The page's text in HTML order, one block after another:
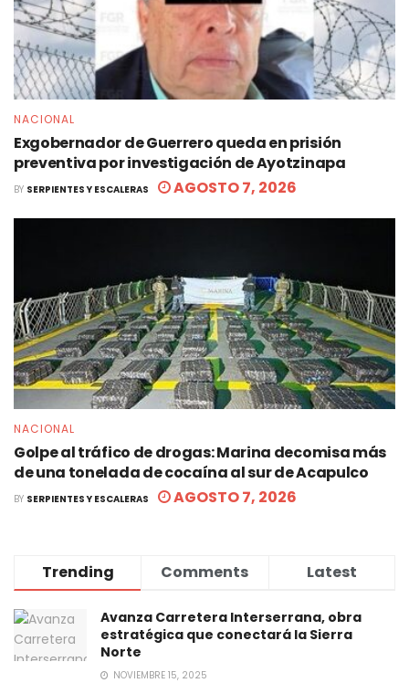
NACIONAL
Exgobernador de Guerrero queda en prisión
preventiva por investigación de Ayotzinapa
BY SERPIENTES Y ESCALERAS AGOSTO 7, 2026
NACIONAL
Golpe al tráfico de drogas: Marina decomisa más
de una tonelada de cocaína al sur de Acapulco
BY SERPIENTES Y ESCALERAS AGOSTO 7, 2026
Trending Comments Latest
Avanza Carretera Interserrana, obra
estratégica que conectará la Sierra
Norte
NOVIEMBRE 15, 2025